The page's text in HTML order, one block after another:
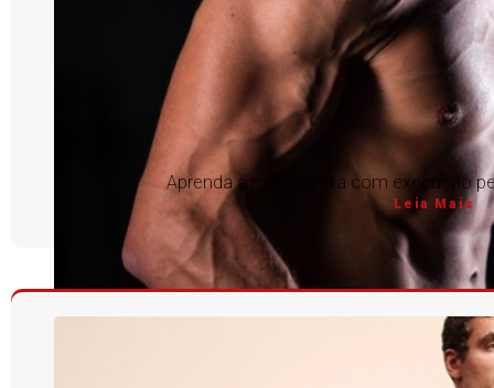
Aprenda a rosca direta com execução
Leia Mais